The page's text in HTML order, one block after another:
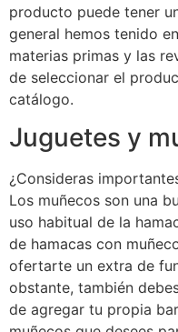
producto puede tener
general hemos tenido
materias primas y las
de seleccionar el
catálogo.
Juguetes y
¿Consideras
Los muñecos son una
uso habitual de la
de hamacas con
ofertarte un extra de
obstante, también
de agregar tu propia